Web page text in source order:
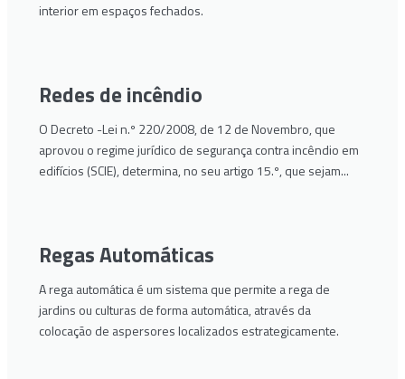
interior em espaços fechados.
Redes de incêndio
O Decreto -Lei n.º 220/2008, de 12 de Novembro, que
aprovou o regime jurídico de segurança contra incêndio em
edifícios (SCIE), determina, no seu artigo 15.º, que sejam...
Regas Automáticas
A rega automática é um sistema que permite a rega de
jardins ou culturas de forma automática, através da
colocação de aspersores localizados estrategicamente.